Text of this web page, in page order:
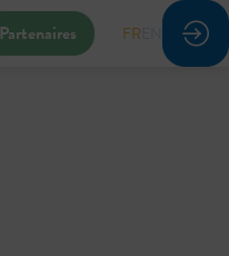
Partenaires FR